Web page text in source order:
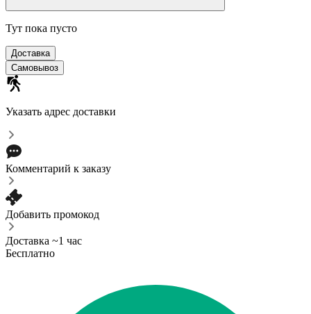
Тут пока пусто
Доставка
Самовывоз
Указать адрес доставки
Комментарий к заказу
Добавить промокод
Доставка ~1 час
Бесплатно